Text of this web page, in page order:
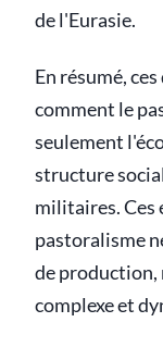
de l'Eurasie.
En résumé,
comment le
seulement
structure
militaires. Ces
pastoralisme
de production,
complexe et